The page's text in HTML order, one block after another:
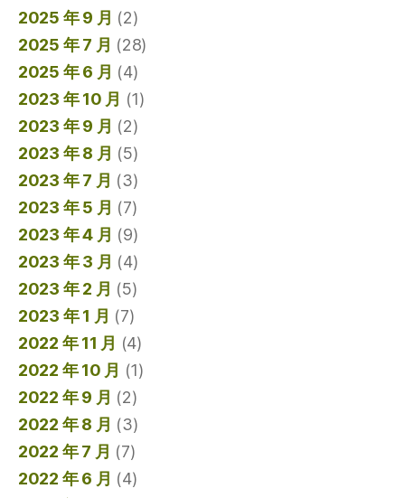
2025 年 9 月 (2)
2025 年 7 月 (28)
2025 年 6 月 (4)
2023 年 10 月 (1)
2023 年 9 月 (2)
2023 年 8 月 (5)
2023 年 7 月 (3)
2023 年 5 月 (7)
2023 年 4 月 (9)
2023 年 3 月 (4)
2023 年 2 月 (5)
2023 年 1 月 (7)
2022 年 11 月 (4)
2022 年 10 月 (1)
2022 年 9 月 (2)
2022 年 8 月 (3)
2022 年 7 月 (7)
2022 年 6 月 (4)